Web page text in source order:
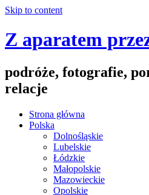
Skip to content
Z aparatem
podróże, fotografie,
relacje
Strona główna
Polska
Dolnośląskie
Lubelskie
Łódzkie
Małopolskie
Mazowieckie
Opolskie